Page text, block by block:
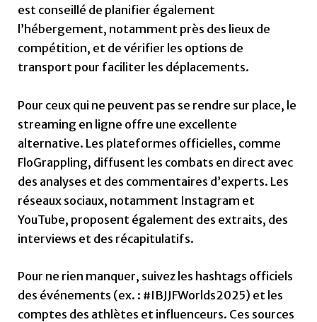
est conseillé de planifier également
l’hébergement, notamment près des lieux de
compétition, et de vérifier les options de
transport pour faciliter les déplacements.
Pour ceux qui ne peuvent pas se rendre sur place, le
streaming en ligne offre une excellente
alternative. Les plateformes officielles, comme
FloGrappling, diffusent les combats en direct avec
des analyses et des commentaires d’experts. Les
réseaux sociaux, notamment Instagram et
YouTube, proposent également des extraits, des
interviews et des récapitulatifs.
Pour ne rien manquer, suivez les hashtags officiels
des événements (ex. : #IBJJFWorlds2025) et les
comptes des athlètes et influenceurs. Ces sources